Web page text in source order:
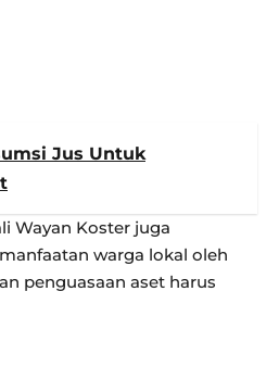
Jus Untuk
Wayan Koster juga
warga lokal oleh
penguasaan aset harus